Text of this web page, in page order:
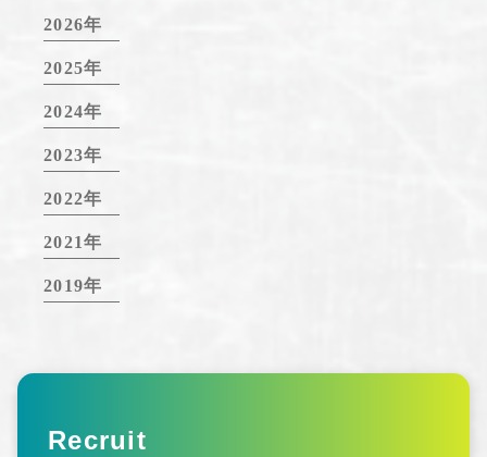
2026年
2025年
2024年
2023年
2022年
2021年
2019年
Recruit